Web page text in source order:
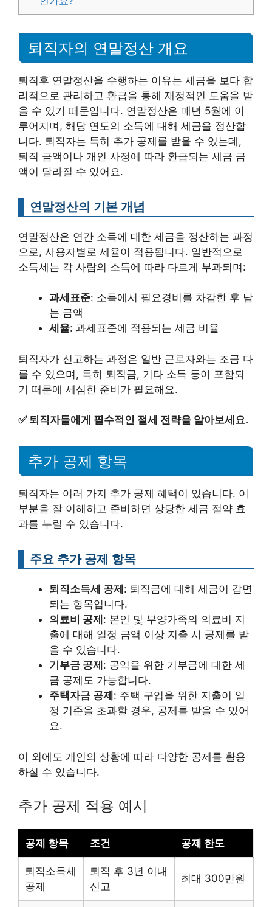
퇴직자의 연말정산 개요
퇴직후 연말정산을 수행하는 이유는 세금을 보다 합
리적으로 관리하고 환급을 통해 재정적인 도움을 받
을 수 있기 때문입니다. 연말정산은 매년 5월에 이
루어지며, 해당 연도의 소득에 대해 세금을 정산합
니다. 퇴직자는 특히 추가 공제를 받을 수 있는데,
퇴직 금액이나 개인 사정에 따라 환급되는 세금 금
액이 달라질 수 있어요.
연말정산의 기본 개념
연말정산은 연간 소득에 대한 세금을 정산하는 과정
으로, 사용자별로 세율이 적용됩니다. 일반적으로
소득세는 각 사람의 소득에 따라 다르게 부과되며:
과세표준: 소득에서 필요경비를 차감한 후 남
는 금액
세율: 과세표준에 적용되는 세금 비율
퇴직자가 신고하는 과정은 일반 근로자와는 조금 다
를 수 있으며, 특히 퇴직금, 기타 소득 등이 포함되
기 때문에 세심한 준비가 필요해요.
✅ 퇴직자들에게 필수적인 절세 전략을 알아보세요.
추가 공제 항목
퇴직자는 여러 가지 추가 공제 혜택이 있습니다. 이
부분을 잘 이해하고 준비하면 상당한 세금 절약 효
과를 누릴 수 있습니다.
주요 추가 공제 항목
퇴직소득세 공제 : 퇴직금에 대해 세금이 감면
되는 항목입니다.
의료비 공제 : 본인 및 부양가족의 의료비 지
출에 대해 일정 금액 이상 지출 시 공제를 받
을 수 있습니다.
기부금 공제 : 공익을 위한 기부금에 대한 세
금 공제도 가능합니다.
주택자금 공제 : 주택 구입을 위한 지출이 일
정 기준을 초과할 경우, 공제를 받을 수 있어
요.
이 외에도 개인의 상황에 따라 다양한 공제를 활용
하실 수 있습니다.
추가 공제 적용 예시
공제 항목 조건 공제 한도
퇴직소득세
공제
퇴직 후 3년 이내
신고
최대 300만원